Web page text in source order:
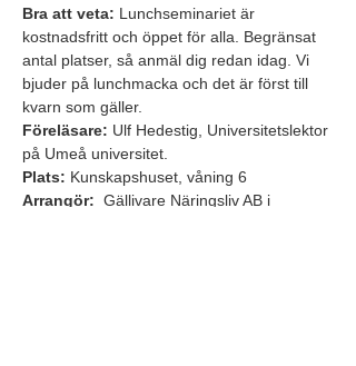
Bra att veta: Lunchseminariet är
kostnadsfritt och öppet för alla. Begränsat
antal platser, så anmäl dig redan idag. Vi
bjuder på lunchmacka och det är först till
kvarn som gäller.
Föreläsare: Ulf Hedestig, Universitetslektor
på Umeå universitet.
Plats: Kunskapshuset, våning 6
Arrangör: Gällivare Näringsliv AB i